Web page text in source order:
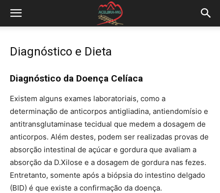
Diagnóstico e Dieta
Diagnóstico da Doença Celíaca
Existem alguns exames laboratoriais, como a
determinação de anticorpos antigliadina, antiendomísio e
antitransglutaminase tecidual que medem a dosagem de
anticorpos. Além destes, podem ser realizadas provas de
absorção intestinal de açúcar e gordura que avaliam a
absorção da D.Xilose e a dosagem de gordura nas fezes.
Entretanto, somente após a biópsia do intestino delgado
(BID) é que existe a confirmação da doença.